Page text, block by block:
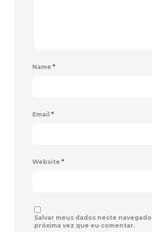
Name *
Email *
Website *
Salvar meus dados neste
próxima vez que eu comentar.